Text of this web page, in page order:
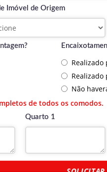
Imóvel de Origem
Realizado
Realizado
Não
de todos os comodos.
Quarto 1